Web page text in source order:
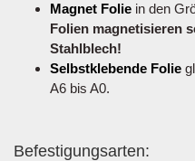
Magnet Folie in den
Folien magnetisieren
Stahlblech!
Selbstklebende Folie
A6 bis A0.
Befestigungsarten: